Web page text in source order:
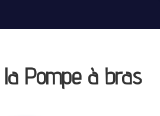
la Pompe à bras